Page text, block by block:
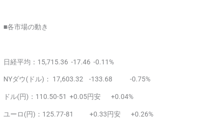
■各市場の動き
日経平均：15,715.36 -17.46 -0.11%
NYダウ(ドル)： 17,603.32 -133.68 -0.75%
ドル(円)：110.50-51 +0.05円安 +0.04%
ユーロ(円)：125.77-81 +0.33円安 +0.26%